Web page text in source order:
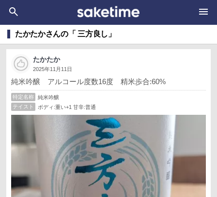
たかたかさんの「 三方良し」
たかたか
2025年11月11日
純米吟醸 アルコール度数16度 精米歩合:60%
特定名称
純米吟醸
テイスト
ボディ:重い+1 甘辛:普通